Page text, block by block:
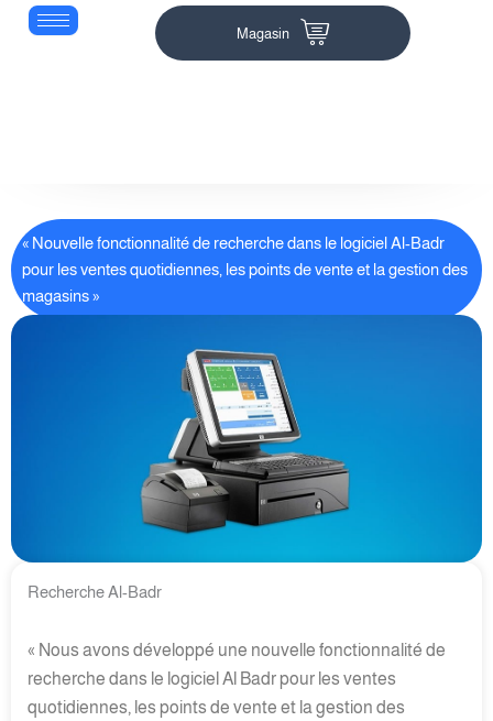
Magasin
« Nouvelle fonctionnalité de recherche dans le logiciel Al-Badr
pour les ventes quotidiennes, les points de vente et la gestion des
magasins »
Recherche Al-Badr
« Nous avons développé une nouvelle fonctionnalité de
recherche dans le logiciel Al Badr pour les ventes
quotidiennes, les points de vente et la gestion des